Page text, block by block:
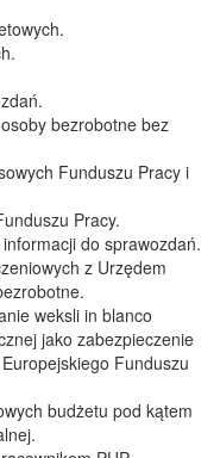
bezrobotne bez
Funduszu Pracy i
Pracy.
do sprawozdań.
z Urzędem
weksli in blanco
jako zabezpieczenie
Funduszu
budżetu pod kątem